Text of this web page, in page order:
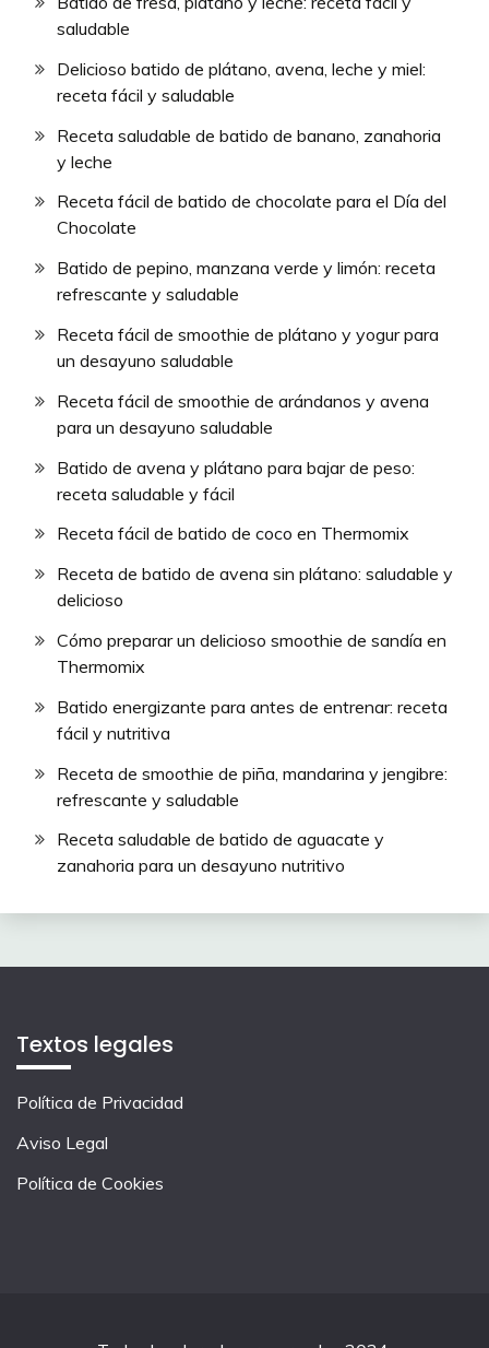
saludable
Delicioso batido de plátano, avena, leche y miel:
receta fácil y saludable
Receta saludable de batido de banano, zanahoria
y leche
Receta fácil de batido de chocolate para el Día del
Chocolate
Batido de pepino, manzana verde y limón: receta
refrescante y saludable
Receta fácil de smoothie de plátano y yogur para
un desayuno saludable
Receta fácil de smoothie de arándanos y avena
para un desayuno saludable
Batido de avena y plátano para bajar de peso:
receta saludable y fácil
Receta fácil de batido de coco en Thermomix
Receta de batido de avena sin plátano: saludable y
delicioso
Cómo preparar un delicioso smoothie de sandía en
Thermomix
Batido energizante para antes de entrenar: receta
fácil y nutritiva
Receta de smoothie de piña, mandarina y jengibre:
refrescante y saludable
Receta saludable de batido de aguacate y
zanahoria para un desayuno nutritivo
Textos legales
Política de Privacidad
Aviso Legal
Política de Cookies